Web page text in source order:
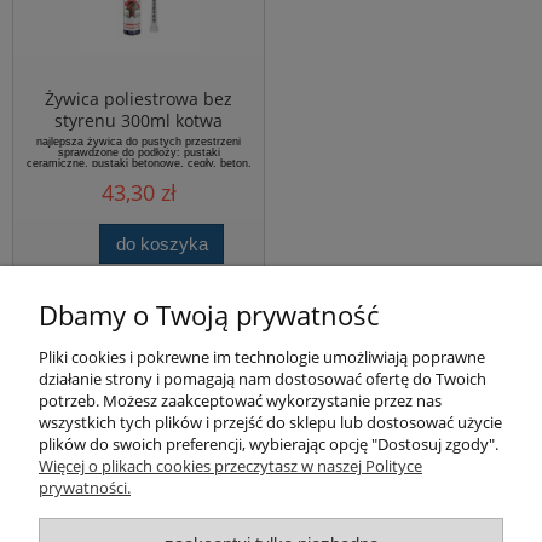
Żywica poliestrowa bez
styrenu 300ml kotwa
chemiczna SELENA
najlepsza żywica do pustych przestrzeni
sprawdzone do podłoży: pustaki
ceramiczne, pustaki betonowe, cegły, beton,
43,30 zł
do koszyka
Pomoc
Produkty
Kategorie bloga
Dbamy o Twoją prywatność
Pliki cookies i pokrewne im technologie umożliwiają poprawne
działanie strony i pomagają nam dostosować ofertę do Twoich
potrzeb. Możesz zaakceptować wykorzystanie przez nas
wszystkich tych plików i przejść do sklepu lub dostosować użycie
plików do swoich preferencji, wybierając opcję "Dostosuj zgody".
Więcej o plikach cookies przeczytasz w naszej Polityce
prywatności.